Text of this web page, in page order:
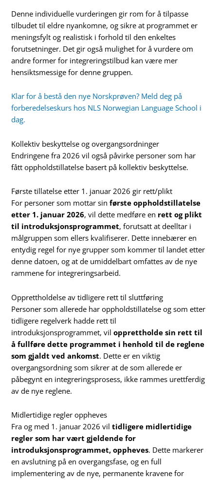
Denne individuelle vurderingen gir rom for å tilpasse
tilbudet til eldre nyankomne, og sikre at programmet er
meningsfylt og realistisk i forhold til den enkeltes
forutsetninger. Det gir også mulighet for å vurdere om
andre former for integreringstilbud kan være mer
hensiktsmessige for denne gruppen.
Klar for å bestå den nye Norskprøven? Meld deg på
forberedelseskurs hos NLS Norwegian Language School i
dag.
Kollektiv beskyttelse og overgangsordninger
Endringene fra 2026 vil også påvirke personer som har
fått oppholdstillatelse basert på kollektiv beskyttelse.
Første tillatelse etter 1. januar 2026 gir rett/plikt
For personer som mottar sinførste oppholdstillatelse
etter 1. januar 2026, vil dette medføre en rett og plikt
til introduksjonsprogrammet, forutsatt at deelltar i
målgruppen som ellers kvalifiserer. Dette innebærer en
entydig regel for nye grupper som kommer til landet etter
denne datoen, og at de umiddelbart omfattes av de nye
rammene for integreringsarbeid.
Opprettholdelse av tidligere rett til sluttføring
Personer som allerede har oppholdstillatelse og som etter
tidligere regelverk hadde rett til
introduksjonsprogrammet, vilopprettholde sin rett til
å fullføre dette programmet i henhold til de reglene
som gjaldt ved ankomst. Dette er en viktig
overgangsordning som sikrer at de som allerede er
påbegynt en integreringsprosess, ikke rammes urettferdig
av de nye reglene.
Midlertidige regler oppheves
Fra og med 1. januar 2026 viltidligere midlertidige
regler som har vært gjeldende for
introduksjonsprogrammet, oppheves. Dette markerer
en avslutning på en overgangsfase, og en full
implementering av de nye, permanente kravene for